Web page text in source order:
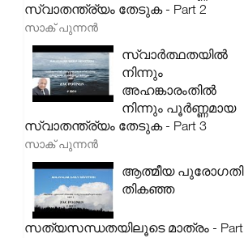
സ്വാതന്ത്ര്യം തേടുക - Part 2
സാക് പുന്നൻ
സ്വാർത്ഥതയിൽ
നിന്നും
അഹങ്കാരംതിൽ
നിന്നും പൂർണ്ണമായ
സ്വാതന്ത്ര്യം തേടുക - Part 3
സാക് പുന്നൻ
ആത്മീയ പുരോഗതി
തികഞ്ഞ
സത്യസന്ധതയിലൂടെ മാത്രം - Part